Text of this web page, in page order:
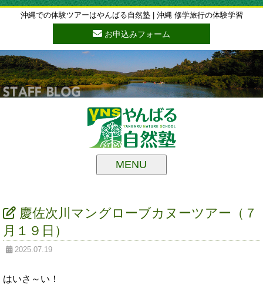
沖縄での体験ツアーはやんばる自然塾 | 沖縄 修学旅行の体験学習
お申込みフォーム
MENU
慶佐次川マングローブカヌーツアー（７
月１９日）
2025.07.19
はいさ～い！